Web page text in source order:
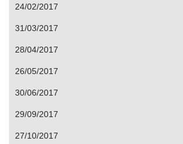
24/02/2017
31/03/2017
28/04/2017
26/05/2017
30/06/2017
29/09/2017
27/10/2017